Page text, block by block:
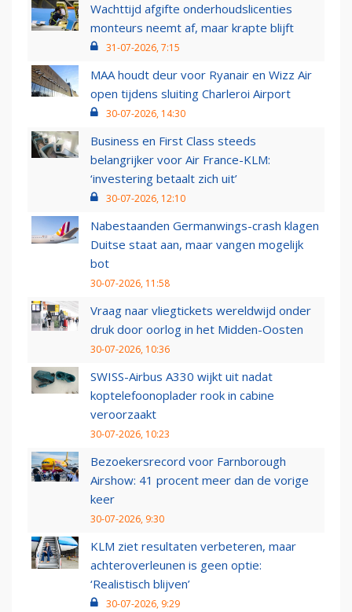
Wachttijd afgifte onderhoudslicenties
monteurs neemt af, maar krapte blijft
31-07-2026, 7:15
MAA houdt deur voor Ryanair en Wizz Air
open tijdens sluiting Charleroi Airport
30-07-2026, 14:30
Business en First Class steeds
belangrijker voor Air France-KLM:
‘investering betaalt zich uit’
30-07-2026, 12:10
Nabestaanden Germanwings-crash klagen
Duitse staat aan, maar vangen mogelijk
bot
30-07-2026, 11:58
Vraag naar vliegtickets wereldwijd onder
druk door oorlog in het Midden-Oosten
30-07-2026, 10:36
SWISS-Airbus A330 wijkt uit nadat
koptelefoonoplader rook in cabine
veroorzaakt
30-07-2026, 10:23
Bezoekersrecord voor Farnborough
Airshow: 41 procent meer dan de vorige
keer
30-07-2026, 9:30
KLM ziet resultaten verbeteren, maar
achteroverleunen is geen optie:
‘Realistisch blijven’
30-07-2026, 9:29